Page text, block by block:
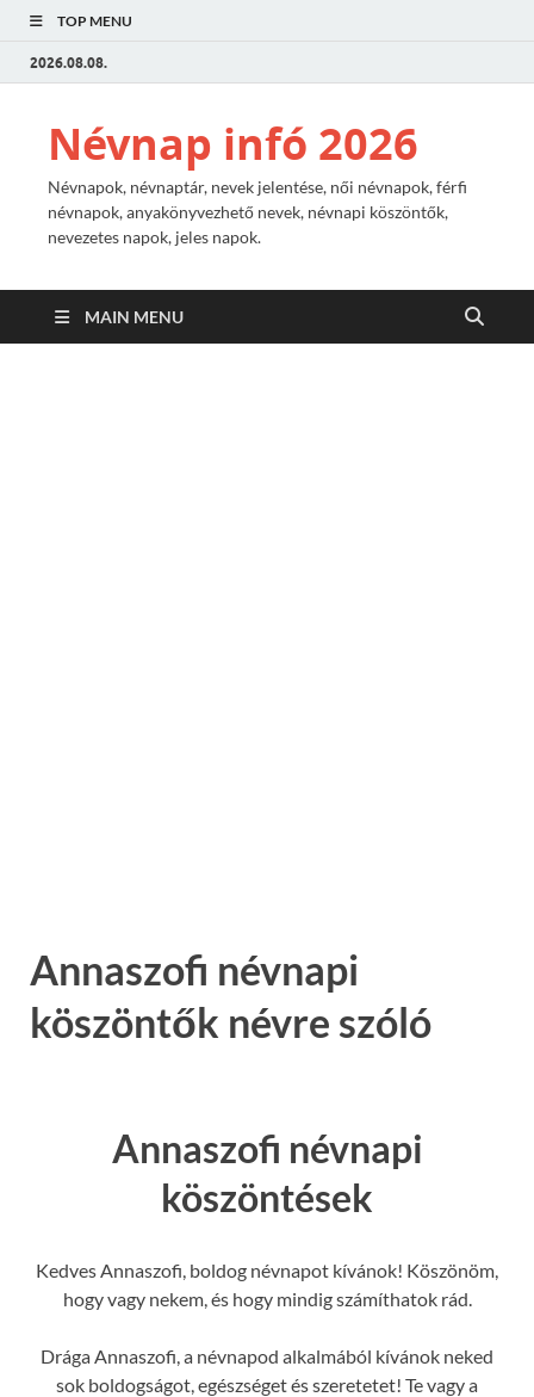
TOP MENU
2026.08.08.
Névnap infó 2026
Névnapok, névnaptár, nevek jelentése, női névnapok, férfi
névnapok, anyakönyvezhető nevek, névnapi köszöntők,
nevezetes napok, jeles napok.
MAIN MENU
Annaszofi névnapi
köszöntők névre szóló
Annaszofi névnapi
köszöntések
Kedves Annaszofi, boldog névnapot kívánok! Köszönöm,
hogy vagy nekem, és hogy mindig számíthatok rád.
Drága Annaszofi, a névnapod alkalmából kívánok neked
sok boldogságot, egészséget és szeretetet! Te vagy a